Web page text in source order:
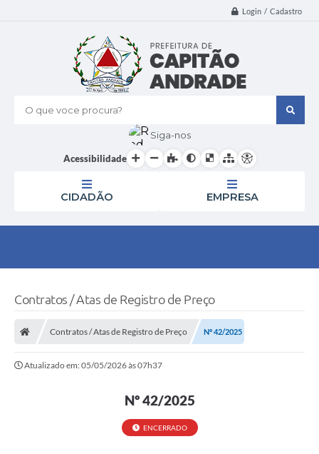
Login / Cadastro
O que voce procura?
Siga-nos
Acessibilidade
CIDADÃO EMPRESA
Contratos / Atas de Registro de Preço
Contratos / Atas de Registro de Preço Nº 42/2025
Atualizado em: 05/05/2026 às 07h37
Nº 42/2025
ENCERRADO